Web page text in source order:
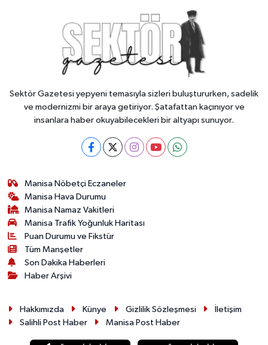
Sektör Gazetesi yepyeni temasıyla sizleri buluştururken, sadelik
ve modernizmi bir araya getiriyor. Şatafattan kaçınıyor ve
insanlara haber okuyabilecekleri bir altyapı sunuyor.
Manisa Nöbetçi Eczaneler
Manisa Hava Durumu
Manisa Namaz Vakitleri
Manisa Trafik Yoğunluk Haritası
Puan Durumu ve Fikstür
Tüm Manşetler
Son Dakika Haberleri
Haber Arşivi
Hakkımızda Künye Gizlilik Sözleşmesi
İletişim
Salihli Post Haber
Manisa Post Haber